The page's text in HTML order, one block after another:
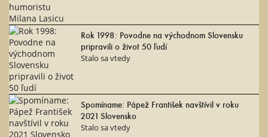
Rok 1998: Povodne na východnom Slovensku
pripravili o život 50 ľudí
Stalo sa vtedy
Spomíname: Pápež František navštívil v roku
2021 Slovensko
Stalo sa vtedy